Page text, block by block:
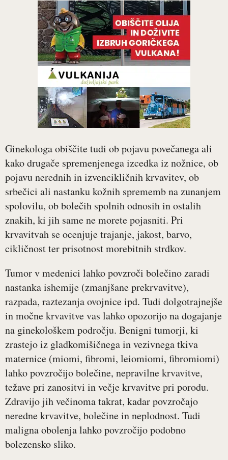
Ginekologa obiščite tudi ob pojavu povečanega ali
kako drugače spremenjenega izcedka iz nožnice, ob
pojavu nerednih in izvencikličnih krvavitev, ob
srbečici ali nastanku kožnih sprememb na zunanjem
spolovilu, ob bolečih spolnih odnosih in ostalih
znakih, ki jih same ne morete pojasniti. Pri
krvavitvah se ocenjuje trajanje, jakost, barvo,
cikličnost ter prisotnost morebitnih strdkov.
Tumor v medenici lahko povzroči bolečino zaradi
nastanka ishemije (zmanjšane prekrvavitve),
razpada, raztezanja ovojnice ipd. Tudi dolgotrajnejše
in močne krvavitve vas lahko opozorijo na dogajanje
na ginekološkem področju. Benigni tumorji, ki
zrastejo iz gladkomišičnega in vezivnega tkiva
maternice (miomi, fibromi, leiomiomi, fibromiomi)
lahko povzročijo bolečine, nepravilne krvavitve,
težave pri zanositvi in večje krvavitve pri porodu.
Zdravijo jih večinoma takrat, kadar povzročajo
neredne krvavitve, bolečine in neplodnost. Tudi
maligna obolenja lahko povzročijo podobno
bolezensko sliko.